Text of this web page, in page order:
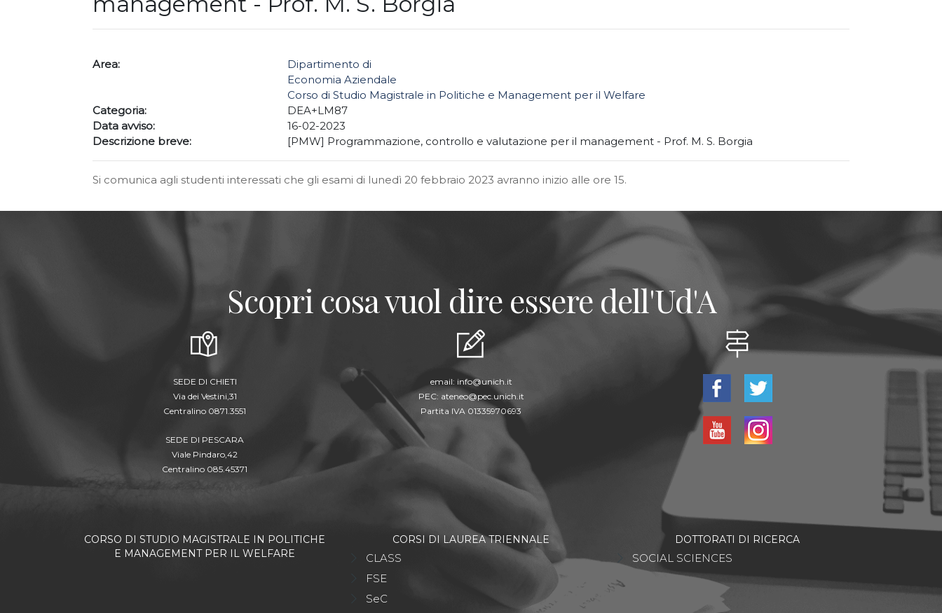
Area:
Dipartimento di
Economia Aziendale
Corso di Studio Magistrale in Politiche e Management per il Welfare
Categoria:
DEA+LM87
Data avviso:
16-02-2023
Descrizione breve:
[PMW] Programmazione, controllo e valutazione per il management - Prof. M. S. Borgia
Si comunica agli studenti interessati che gli esami di lunedì 20 febbraio 2023 avranno inizio alle ore 15.
Scopri cosa vuol dire essere dell'Ud'A
SEDE DI CHIETI
Via dei Vestini,31
Centralino 0871.3551
SEDE DI PESCARA
Viale Pindaro,42
Centralino 085.45371
email: info@unich.it
PEC: ateneo@pec.unich.it
Partita IVA 01335970693
CORSO DI STUDIO MAGISTRALE IN POLITICHE
E MANAGEMENT PER IL WELFARE
CORSI DI LAUREA TRIENNALE
CLASS
FSE
SeC
DOTTORATI DI RICERCA
SOCIAL SCIENCES